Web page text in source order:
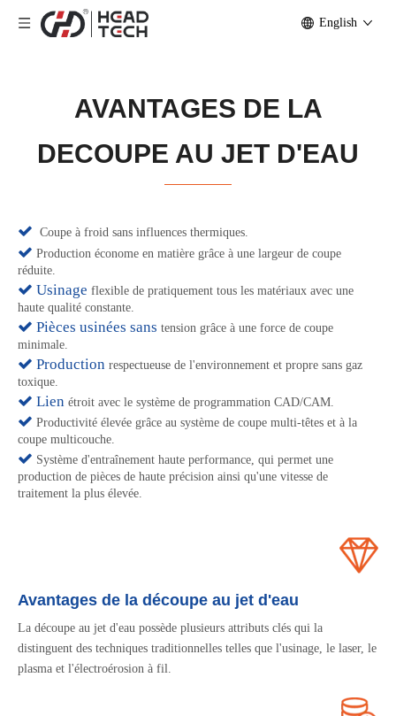
English
AVANTAGES DE LA
DECOUPE AU JET D'EAU
 Coupe à froid sans influences thermiques.
 Production économe en matière grâce à une largeur de coupe
réduite.
 Usinage flexible de pratiquement tous les matériaux avec une
haute qualité constante.
 Pièces usinées sans tension grâce à une force de coupe
minimale.
 Production respectueuse de l'environnement et propre sans gaz
toxique.
 Lien étroit avec le système de programmation CAD/CAM.
 Productivité élevée grâce au système de coupe multi-têtes et à la
coupe multicouche.
 Système d'entraînement haute performance, qui permet une
production de pièces de haute précision ainsi qu'une vitesse de
traitement la plus élevée.
Avantages de la découpe au jet d'eau
La découpe au jet d'eau possède plusieurs attributs clés qui la
distinguent des techniques traditionnelles telles que l'usinage, le laser, le
plasma et l'électroérosion à fil.